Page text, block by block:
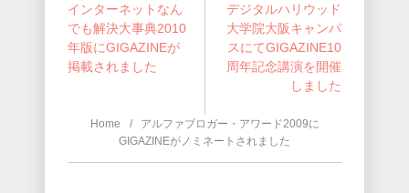
インターネットなん
でも解決大事典2010
年版にGIGAZINEが
掲載されました
デジタルハリウッド
大学院大阪キャンパ
スにてGIGAZINE10
周年記念講演を開催
しました
Home
アルファブロガー・アワード2009に
GIGAZINEがノミネートされました